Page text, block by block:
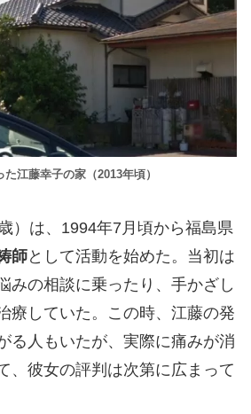
た江藤幸子の家（2013年頃）
）は、1994年7月頃から福島県
師として活動を始めた。当初は
みの相談に乗ったり、手かざし
療していた。この時、江藤の発
る人もいたが、実際に痛みが消
、彼女の評判は次第に広まって